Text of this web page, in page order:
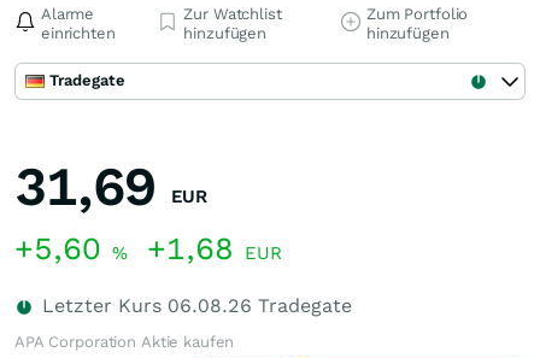
Alarme
einrichten
Zur Watchlist
hinzufügen
Zum Portfolio
hinzufügen
Tradegate
31,69 EUR
+5,60 % +1,68 EUR
Letzter Kurs 06.08.26 Tradegate
APA Corporation Aktie kaufen